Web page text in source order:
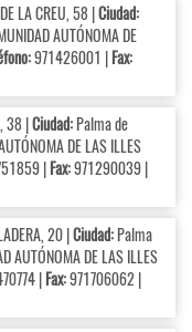
LA CREU, 58 |Ciudad:
AUTÓNOMA DE
971426001 |Fax:
38 |Ciudad:Palma de
DE LAS ILLES
|Fax:971290039 |
20 |Ciudad:Palma
AUTÓNOMA DE LAS ILLES
|Fax:971706062 |